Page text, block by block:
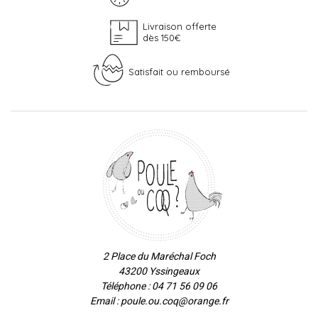
Livraison offerte
dès 150€
Satisfait ou remboursé
2 Place du Maréchal Foch
43200 Yssingeaux
Téléphone : 04 71 56 09 06
Email : poule.ou.coq@orange.fr